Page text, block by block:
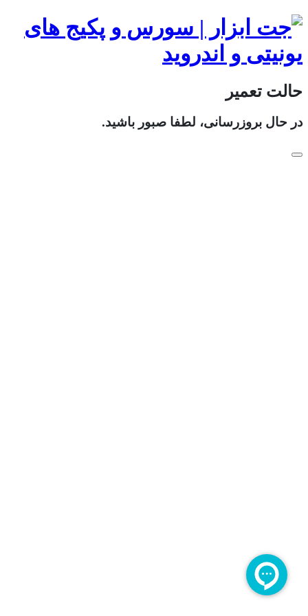
حالت تعمیر
در حال بروزرسانی، لطفا صبور باشید.